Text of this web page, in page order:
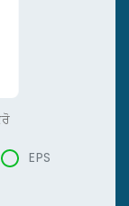
EPS